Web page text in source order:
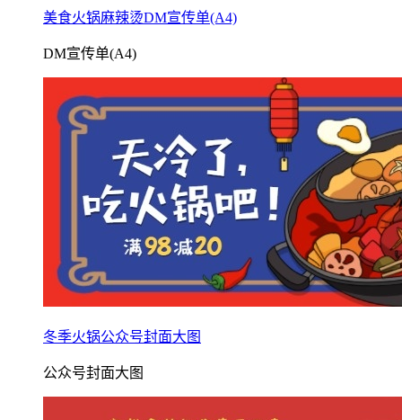
美食火锅麻辣烫DM宣传单(A4)
DM宣传单(A4)
冬季火锅公众号封面大图
公众号封面大图